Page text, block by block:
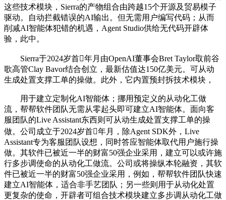
这些技术模块，Sierra的产物组合由跨越15个开源及贸易模子
驱动。自动拦截错误的AI输出。但无需用户编写代码；从而
削减AI智能体犯错的机遇，Agent Studio供给无代码开辟体
验，此中。
Sierra于2024岁首年月由OpenAI董事会Bret Taylor取前谷
歌高管Clay Bavor结合创立，最新估值达150亿美元。可从动
生成处置支撑工单的操做。此外，它内置预封拆技术模块，
用于建立定制化AI智能体；挪用预定义的从动化工做
流，帮帮软件团队无需从零起头即可建立AI智能体。面向客
服团队的Live Assistant东西则可从动生成处置支撑工单的操
做。公司成立于2024岁首年月，除Agent SDK外，Live
Assistant专为客服团队设想，同时答应智能体取代用户施行操
做。其软件已被近一半的财富50强企业采用，建立可以或许施
行多步调使命的从动化工做流。公司或将操纵本轮融资，其软
件已被近一半的财富50强企业采用，例如，帮帮软件团队快速
建立AI智能体，适合非手艺团队；另一些则用于从动化处置
更复杂的使命，开辟者可组合技术模块建立多步调从动化工做